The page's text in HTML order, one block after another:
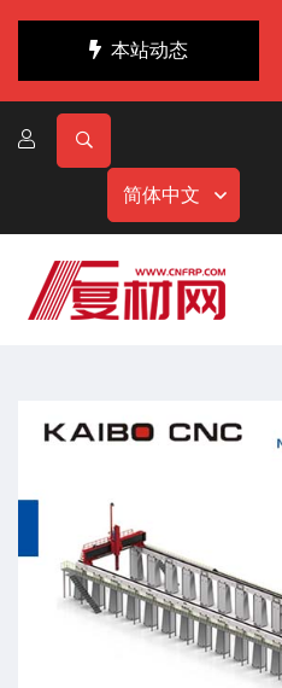
本站动态
简体中文